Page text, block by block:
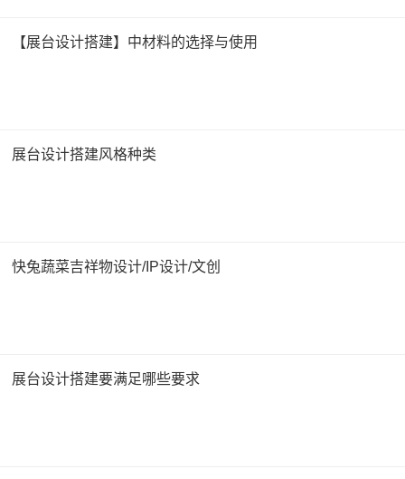
【展台设计搭建】中材料的选择与使用
展台设计搭建风格种类
快兔蔬菜吉祥物设计/IP设计/文创
展台设计搭建要满足哪些要求